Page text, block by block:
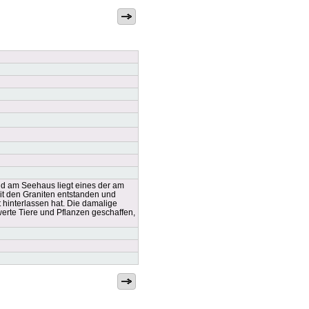
am Seehaus liegt eines der am
den Graniten entstanden und
hat. Die damalige
Tiere und Pflanzen geschaffen,